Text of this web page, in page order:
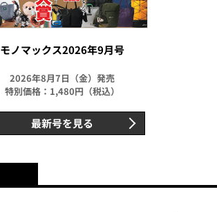
モノマックス2026年9月号
2026年8月7日（金）発売
特別価格：1,480円（税込）
最新号を見る